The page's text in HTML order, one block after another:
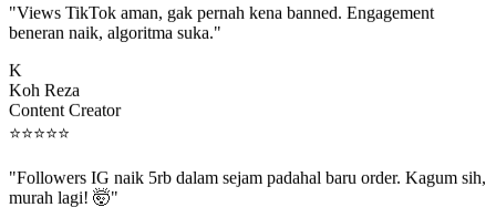
beneran naik, algoritma suka."
Koh Reza
Content Creator
⭐⭐⭐⭐⭐
murah lagi! 🤯"